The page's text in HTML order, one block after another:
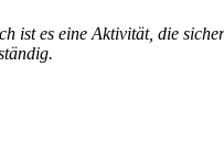
es eine Aktivität, die